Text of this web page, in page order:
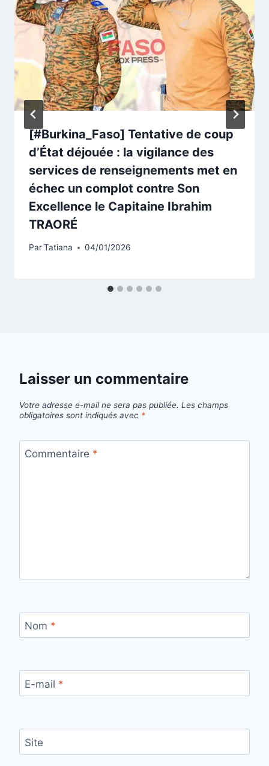
[#Burkina_Faso] Tentative de coup
d’État déjouée : la vigilance des
services de renseignements met en
échec un complot contre Son
Excellence le Capitaine Ibrahim
TRAORÉ
ParTatiana 04/01/2026
Laisser un commentaire
Votre adresse e-mail ne sera pas publiée. Les champs
obligatoires sont indiqués avec *
Commentaire *
Nom *
E-mail *
Site